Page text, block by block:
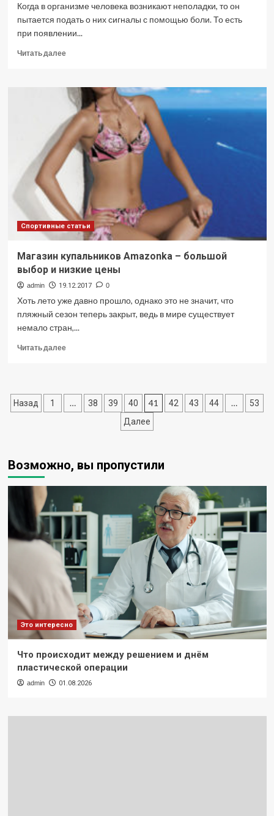
Когда в организме человека возникают неполадки, то он
пытается подать о них сигналы с помощью боли. То есть
при появлении...
Читать далееПрочитать
Почему
нельзя
в
коем
случае
терпеть
боль
Спортивные статьи
Магазин купальников Amazonka – большой
выбор и низкие цены
admin 19.12.2017 0
Хоть лето уже давно прошло, однако это не значит, что
пляжный сезон теперь закрыт, ведь в мире существует
немало стран,...
Читать далееПрочитать
купальников
Amazonka
низкие
цены
Пагинация
Назад 1 … 38 39 40 41 42 43 44 …
53
Далее
Возможно, вы пропустили
Это интересно
Что происходит между решением и днём
пластической операции
admin 01.08.2026